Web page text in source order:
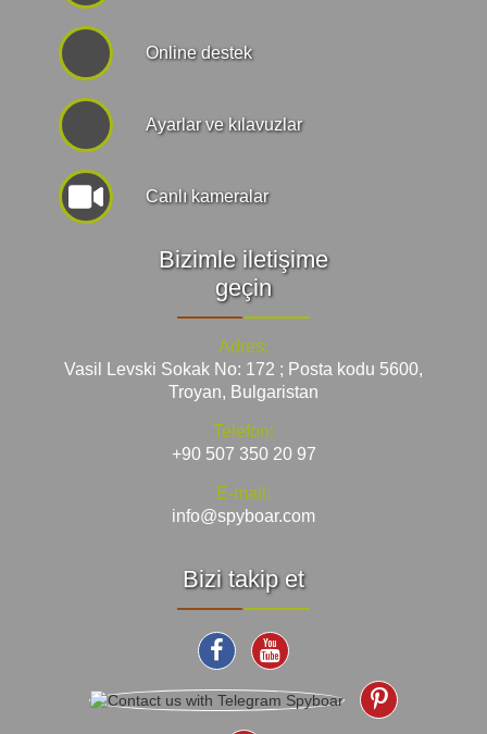
Online destek
Ayarlar ve kılavuzlar
Canlı kameralar
Bizimle iletişime
geçin
Adres:
Vasil Levski Sokak No: 172 ; Posta kodu 5600,
Troyan, Bulgaristan
Telefon:
+90 507 350 20 97
E-mail:
info@spyboar.com
Bizi takip et